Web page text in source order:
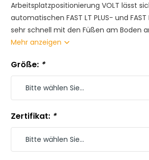
Arbeitsplatzpositionierung VOLT lässt
automatischen FAST LT PLUS- und
sehr schnell mit den Füßen am Boden
Mehr anzeigen
Größe: *
Zertifikat: *